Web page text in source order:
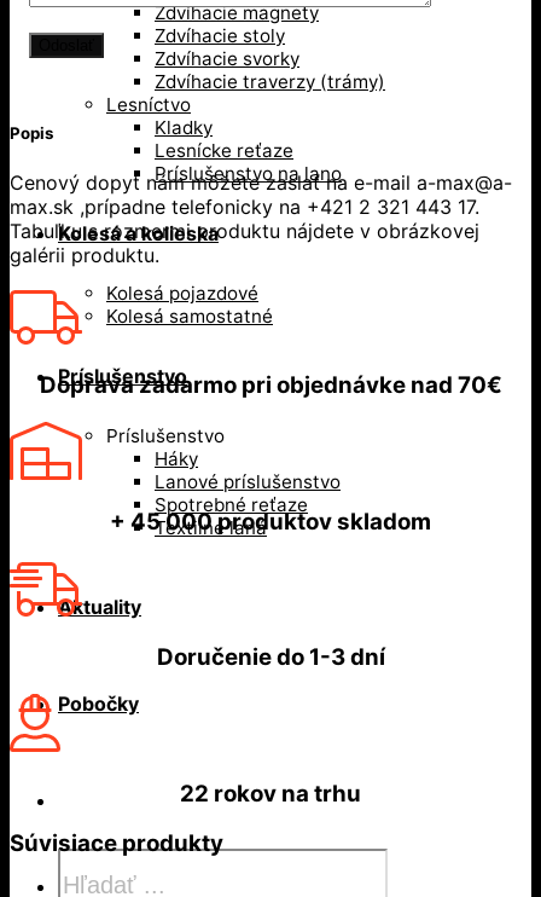
Zdvíhacie magnety
Zdvíhacie stoly
Zdvíhacie svorky
Zdvíhacie traverzy (trámy)
Lesníctvo
Kladky
Lesnícke reťaze
Príslušenstvo na lano
Kolesá a kolieska
Kolesá pojazdové
Kolesá samostatné
Príslušenstvo
Príslušenstvo
Háky
Lanové príslušenstvo
Spotrebné reťaze
Textilné laná
Aktuality
Pobočky
Products
search
Popis
Cenový dopyt nám môžete zaslať na e-mail a-max@a-
max.sk ,prípadne telefonicky na +421 2 321 443 17.
Tabuľku s rozmermi produktu nájdete v obrázkovej
galérii produktu.
Doprava zadarmo pri objednávke nad 70€
+ 45 000produktov skladom
Doručenie do1-3 dní
22 rokov na trhu
Súvisiace produkty